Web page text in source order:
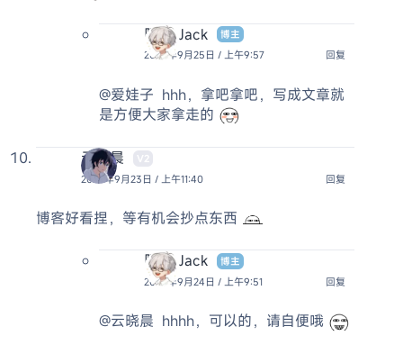
阿杰 Jack
博主
2025年9月25日 / 上午9:57
回复
@爱娃子 hhh，拿吧拿吧，写成文章就
是方便大家拿走的
云晓晨
V2
2025年9月23日 / 上午11:40
回复
博客好看捏，等有机会抄点东西
阿杰 Jack
博主
2025年9月24日 / 上午9:51
回复
@云晓晨 hhhh，可以的，请自便哦